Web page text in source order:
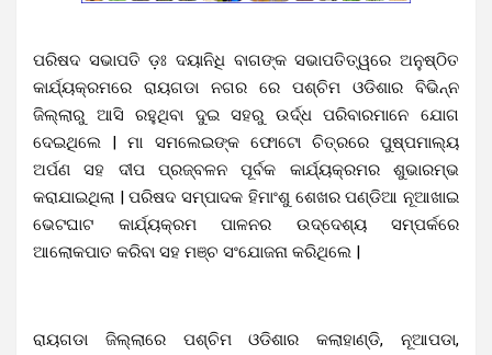
ପରିଷଦ ସଭାପତି ଡ଼ଃ ଦୟାନିଧି ବାଗଙ୍କ ସଭାପତିତ୍ୱରେ ଅନୁଷ୍ଠିତ
କାର୍ଯ୍ୟକ୍ରମରେ ରାୟଗଡା ନଗର ରେ ପଶ୍ଚିମ ଓଡିଶାର ବିଭିନ୍ନ
ଜିଲ୍ଲାରୁ ଆସି ରହୁଥିବା ଦୁଇ ସହରୁ ଉର୍ଦ୍ଧ ପରିବାରମାନେ ଯୋଗ
ଦେଇଥିଲେ | ମା ସମଲେଇଙ୍କ ଫୋଟୋ ଚିତ୍ରରେ ପୁଷ୍ପମାଲ୍ୟ
ଅର୍ପଣ ସହ ଦୀପ ପ୍ରଜ୍ବଳନ ପୂର୍ବକ କାର୍ଯ୍ୟକ୍ରମର ଶୁଭାରମ୍ଭ
କରାଯାଇଥିଲା | ପରିଷଦ ସମ୍ପାଦକ ହିମାଂଶୁ ଶେଖର ପଣ୍ଡିଆ ନୂଆଖାଇ
ଭେଟଘାଟ କାର୍ଯ୍ୟକ୍ରମ ପାଳନର ଉଦ୍ଦେଶ୍ୟ ସମ୍ପର୍କରେ
ଆଲୋକପାତ କରିବା ସହ ମଞ୍ଚ ସଂଯୋଜନା କରିଥିଲେ |
ରାୟଗଡା ଜିଲ୍ଲାରେ ପଶ୍ଚିମ ଓଡିଶାର କଲାହାଣ୍ଡି, ନୂଆପଡା,